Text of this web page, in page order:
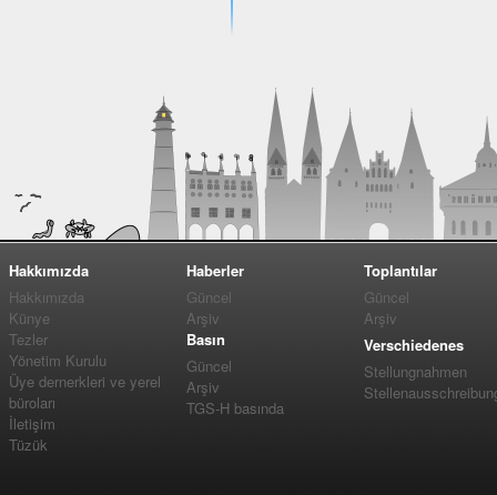
Hakkımızda
Hakkımızda
Künye
Tezler
Yönetim Kurulu
Üye dernerkleri ve yerel
büroları
İletişim
Tüzük
Haberler
Güncel
Arşiv
Basın
Güncel
Arşiv
TGS-H basında
Toplantılar
Güncel
Arşiv
Verschiedenes
Stellungnahmen